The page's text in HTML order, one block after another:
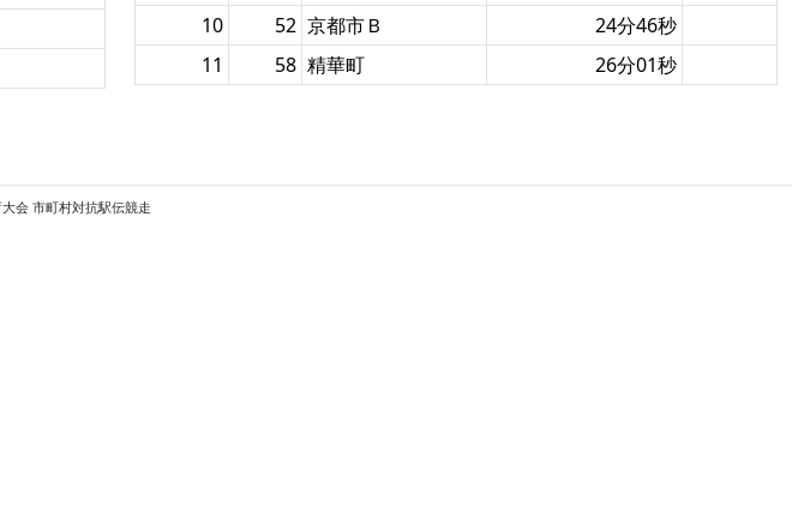
10
52 京都市Ｂ
24分46秒
11
58 精華町 26分01秒
会 市町村対抗駅伝競走